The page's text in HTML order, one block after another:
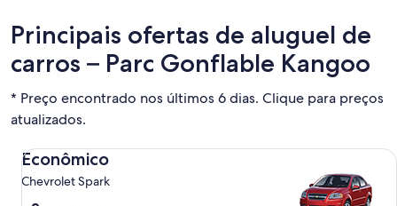
Principais ofertas de aluguel de
carros – Parc Gonflable Kangoo
* Preço encontrado nos últimos 6 dias. Clique para preços
atualizados.
Econômico
Chevrolet Spark
Econômico Chevrolet Spark